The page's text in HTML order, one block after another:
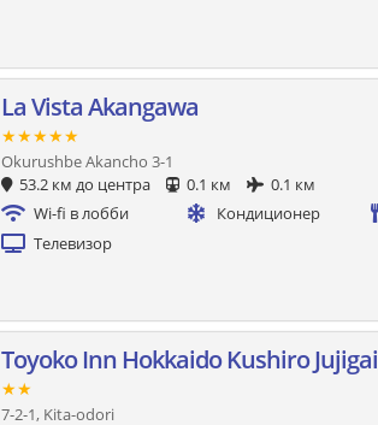
La Vista Akangawa
★★★★★
Okurushbe Akancho 3-1
53.2 км до центра
0.1 км
0.1 км
Wi-fi в лобби
Кондиционер
Телевизор
Toyoko Inn Hokkaido Kushiro Jujigai
★★
7-2-1, Kita-odori